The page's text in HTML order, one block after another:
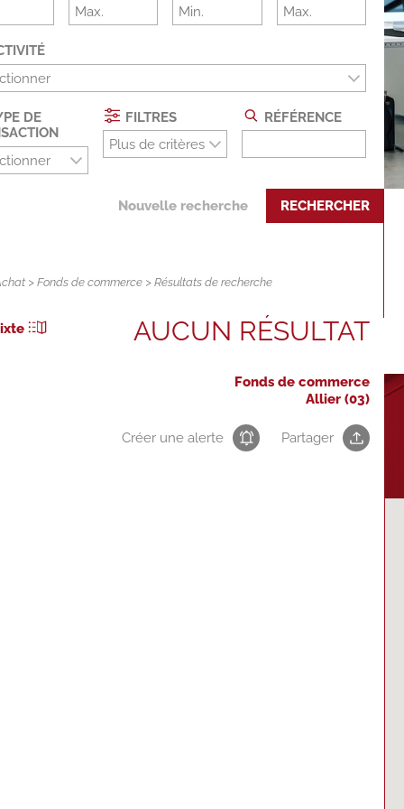
DE
FILTRES
Plus de critères
RÉFÉRENCE
Nouvelle recherche RECHERCHER
>Fonds de commerce > Résultats de recherche
AUCUN RÉSULTAT
Fonds de commerce
Allier (03)
Créer une alerte Partager